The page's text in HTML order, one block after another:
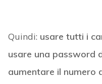
Quindi: usare tutti i
usare una password
aumentare il numero